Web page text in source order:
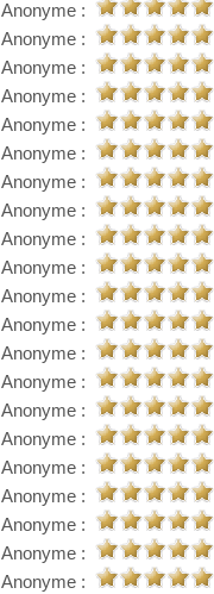
Anonyme :
Anonyme :
Anonyme :
Anonyme :
Anonyme :
Anonyme :
Anonyme :
Anonyme :
Anonyme :
Anonyme :
Anonyme :
Anonyme :
Anonyme :
Anonyme :
Anonyme :
Anonyme :
Anonyme :
Anonyme :
Anonyme :
Anonyme :
Anonyme :